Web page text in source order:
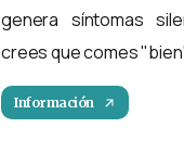
genera síntomas
crees que comes
Información